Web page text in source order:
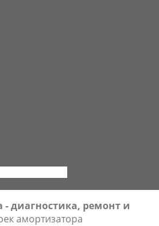
- диагностика, ремонт и
амортизатора